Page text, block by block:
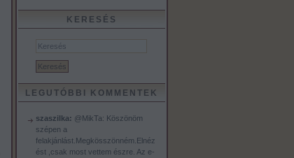
KERESÉS
LEGUTÓBBI KOMMENTEK
szaszilka: @MikTa: Köszönöm
szépen a
felakjánlást.Megkösszönném.Elnéz
ést ,csak most vettem észre. Az e-